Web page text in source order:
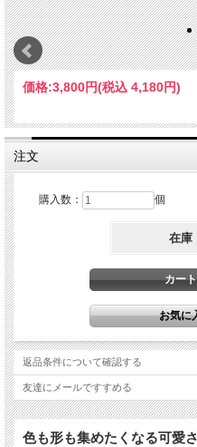
価格:3,800円(税込 4,180円)
注文
購入数： 個
在庫
返品条件について確認する
友達にメールですすめる
色も形も集めたくなる可愛